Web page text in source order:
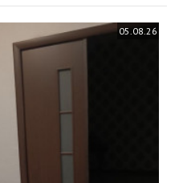
05.08.26